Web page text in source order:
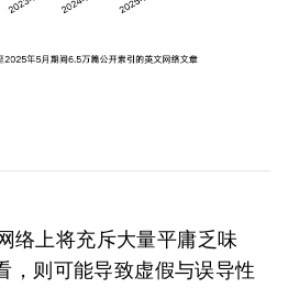
络上将充斥大量平庸乏味
，则可能导致虚假与误导性